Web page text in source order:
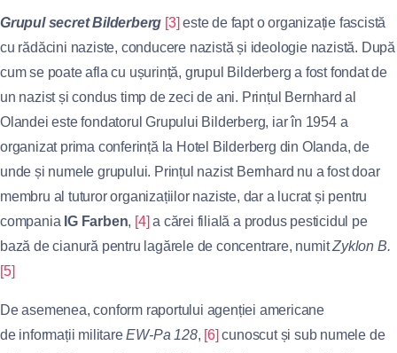
Grupul secret Bilderberg [3] este de fapt o organizație fascistă
cu rădăcini naziste, conducere nazistă și ideologie nazistă. După
cum se poate afla cu ușurință, grupul Bilderberg a fost fondat de
un nazist și condus timp de zeci de ani. Prințul Bernhard al
Olandei este fondatorul Grupului Bilderberg, iar în 1954 a
organizat prima conferință la Hotel Bilderberg din Olanda, de
unde și numele grupului. Prințul nazist Bernhard nu a fost doar
membru al tuturor organizațiilor naziste, dar a lucrat și pentru
compania IG Farben, [4] a cărei filială a produs pesticidul pe
bază de cianură pentru lagărele de concentrare, numitZyklon B.
[5]
De asemenea, conform raportului agenției americane
de informații militareEW-Pa 128, [6] cunoscut și sub numele de